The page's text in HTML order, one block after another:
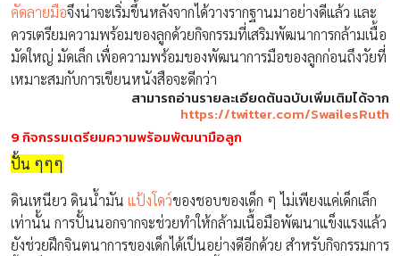
คัดลายมือจึงน่าจะเริ่มขึ้นหลังจากได้วางรากฐานมาอย่างดีแล้ว และ
ควรเตรียมความพร้อมของลูกด้วยกิจกรรมที่เสริมพัฒนาการกล้ามเนื้อ
มัดใหญ่ มัดเล็ก เพื่อความพร้อมของพัฒนาการมือของลูกก่อนถึงวัยที่
เหมาะสมกับการเขียนหนังสือจะดีกว่า
สามารถอ่านรายละเอียดต้นฉบับเพิ่มเติมได้จาก
https://twitter.com/SwailesRuth
9 กิจกรรมเตรียมความพร้อมพัฒนามือลูก
ปั้น ๆๆๆ
ดินเหนียว ดินน้ำมัน แป้งโดว์ของชอบของเด็ก ๆ ไม่เพียงแค่เด็กเล็ก
เท่านั้น การปั้นนอกจากจะช่วยทำให้กล้ามเนื้อมือพัฒนาแข็งแรงแล้ว
ยังช่วยฝึกจินตนาการของเด็กได้เป็นอย่างดีอีกด้วย สำหรับกิจกรรมการ